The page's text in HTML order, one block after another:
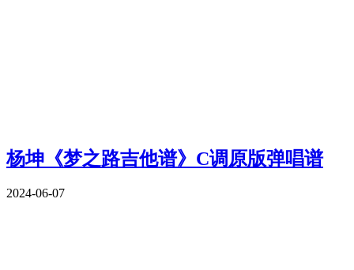
杨坤《梦之路吉他谱》C调原版弹唱谱
2024-06-07